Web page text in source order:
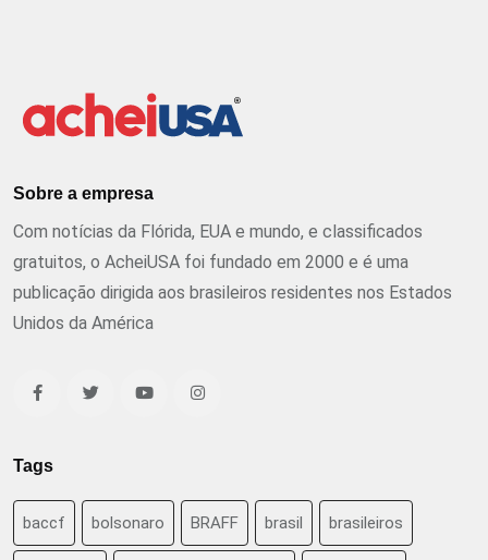
Sobre a empresa
Com notícias da Flórida, EUA e mundo, e classificados
gratuitos, o AcheiUSA foi fundado em 2000 e é uma
publicação dirigida aos brasileiros residentes nos Estados
Unidos da América
Tags
baccf bolsonaro BRAFF brasil brasileiros